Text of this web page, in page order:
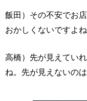
飯田）その不安でお
おかしくないですよね
高橋）先が見えてい
ね。先が見えないのは